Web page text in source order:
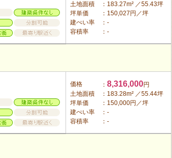
土地面積
：183.27m² ／55.43坪
坪単価
：150,027円／坪
建ぺい率
：-
容積率
：-
価格 ： 8,316,000円
土地面積
：183.28m² ／55.44坪
坪単価
：150,000円／坪
建ぺい率
：-
容積率
：-